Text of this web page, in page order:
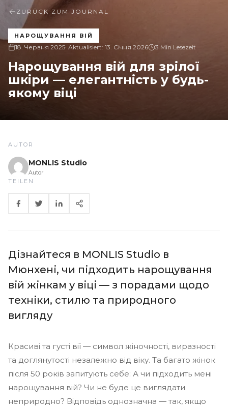
ZURÜCK ZUM JOURNAL
НАРОЩУВАННЯ ВІЙ
18. Червня 2025· Aktualisiert: 13. Січня 2026 3 Min Lesezeit
Нарощування вій для зрілої
шкіри — елегантність у будь-
якому віці
AUTOR
MONLIS Studio
Autor
TEILEN
Дізнайтеся в MONLIS Studio в
Мюнхені, чи підходить нарощування
вій жінкам у віці — з порадами щодо
техніки, стилю та природного
вигляду
Красиві та густі вії — символ жіночності, виразності
та доглянутості незалежно від віку. Та багато жінок
після 50 років запитують себе: А чи підходить мені
нарощування вій? Чи не буде це виглядати
неприродно? Відповідь однозначна — так, якщо